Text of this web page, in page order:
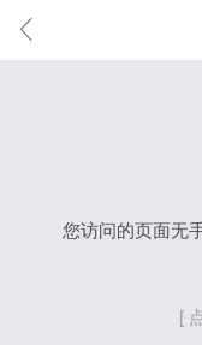
您访问的页面无
[